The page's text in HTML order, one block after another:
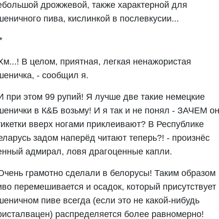
дрожжевой, также характерной для
пива, кислинкой в послевкусии...
В целом, приятная, легкая ненажористая
- сообщил я.
при этом 99 рупий! Я лучше две такие немецкие
в К&Б возьму! И я так и не понял - ЗАЧЕМ
вверх ногами приклеивают? В Республике
задом наперёд читают теперь?! - произнёс
адмирал, ловя драгоценные капли.
грамотно сделали в белорусы! Таким образом
перемешивается и осадок, который присутствует
пиве всегда (если это не какой-нибудь
распределяется более равномерно!